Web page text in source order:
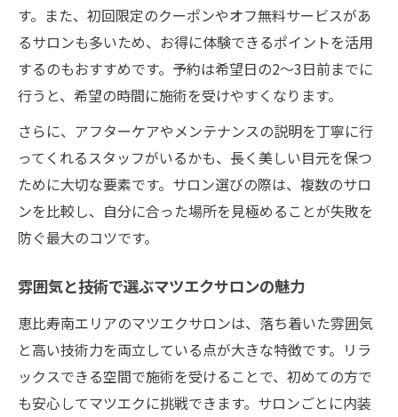
す。また、初回限定のクーポンやオフ無料サービスがあ
るサロンも多いため、お得に体験できるポイントを活用
するのもおすすめです。予約は希望日の2～3日前までに
行うと、希望の時間に施術を受けやすくなります。
さらに、アフターケアやメンテナンスの説明を丁寧に行
ってくれるスタッフがいるかも、長く美しい目元を保つ
ために大切な要素です。サロン選びの際は、複数のサロ
ンを比較し、自分に合った場所を見極めることが失敗を
防ぐ最大のコツです。
雰囲気と技術で選ぶマツエクサロンの魅力
恵比寿南エリアのマツエクサロンは、落ち着いた雰囲気
と高い技術力を両立している点が大きな特徴です。リラ
ックスできる空間で施術を受けることで、初めての方で
も安心してマツエクに挑戦できます。サロンごとに内装